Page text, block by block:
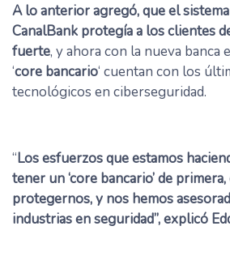
A lo anterior agregó, que el
CanalBank protegía a los clientes
fuerte, y ahora con la nueva banca
‘core bancario‘ cuentan con los
tecnológicos en ciberseguridad.
“Los esfuerzos que estamos
tener un ‘core bancario’ de
protegernos, y nos hemos
industrias en seguridad”, explicó